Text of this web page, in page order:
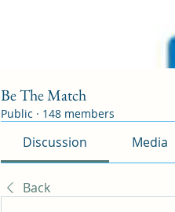
Be The Match
Public · 148 members
Discussion Media
Back